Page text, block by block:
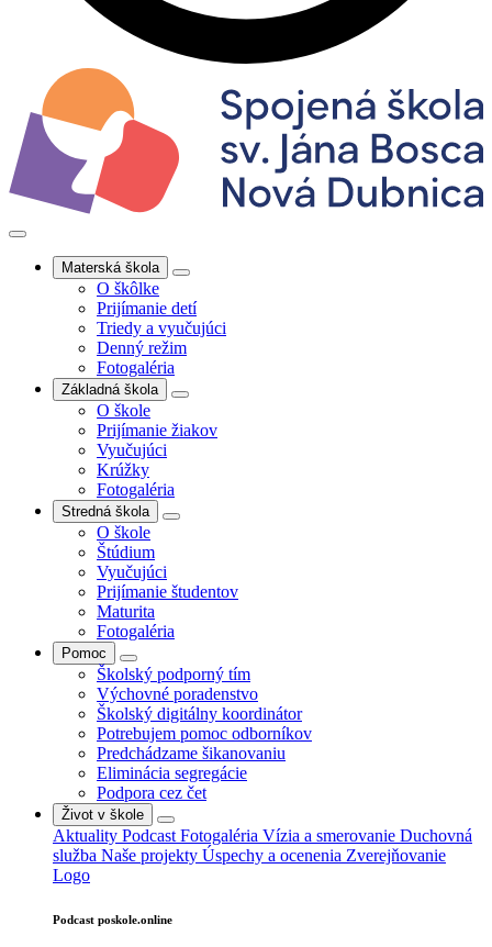
Materská škola
O škôlke
Prijímanie detí
Triedy a vyučujúci
Denný režim
Fotogaléria
Základná škola
O škole
Prijímanie žiakov
Vyučujúci
Krúžky
Fotogaléria
Stredná škola
O škole
Štúdium
Vyučujúci
Prijímanie študentov
Maturita
Fotogaléria
Pomoc
Školský podporný tím
Výchovné poradenstvo
Školský digitálny koordinátor
Potrebujem pomoc odborníkov
Predchádzame šikanovaniu
Eliminácia segregácie
Podpora cez čet
Život v škole
Aktuality Podcast Fotogaléria Vízia a smerovanie Duchovná
služba Naše projekty Úspechy a ocenenia Zverejňovanie
Logo
Podcast poskole.online